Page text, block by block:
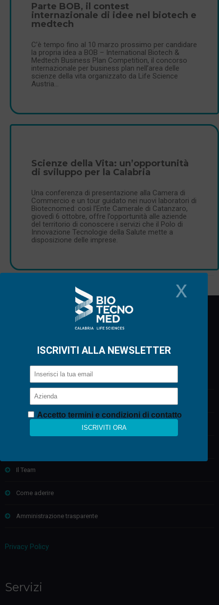
Parte BOB, il contest
internazionale di idee nel biotech e
medtech
C’è tempo fino al 10 marzo prossimo per candidare
la propria idea a BOB – International Biotech &
Medtech Business Plan Competition, il concorso
internazionale per business plan nell’area delle
scienze della vita organizzato da Life Science
Austria…
Scienze della Vita: un’opportunità
di sviluppo per la Calabria
Una conferenza di presentazione alla Camera di
Commercio e un tour guidato nei nuovi laboratori di
Biotecnomed: così l’Ente Camerale di Catanzaro,
giovedì 6 ottobre, offre l’opportunità alle aziende
del territorio di conoscere i servizi che il Polo di
Innovazione Tecnologie della Salute mette a
disposizione delle imprese.
Biotecnomed
Il Polo di Innovazione Tecnologie della Salute
Il Distretto Salute dell’Uomo e Biotecnologie
Il Team
Come aderire
Amministrazione trasparente
Privacy Policy
Servizi